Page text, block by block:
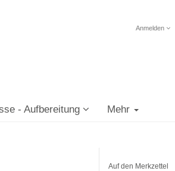
Anmelden
- Aufbereitung Mehr
Auf den Merkzettel